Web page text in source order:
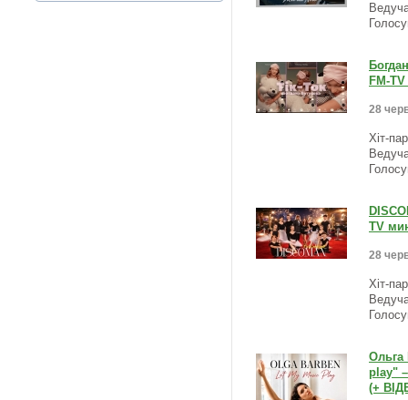
FM-
28
Хіт-
TV
28
Хіт-
Ольга
play"
(+